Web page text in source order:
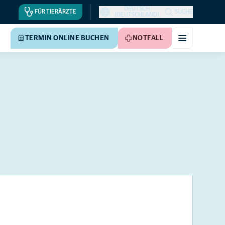
FÜR TIERÄRZTE
DEUTSCH
(DEUTSCHLAND)
SUCHE
TERMIN ONLINE BUCHEN NOTFALL